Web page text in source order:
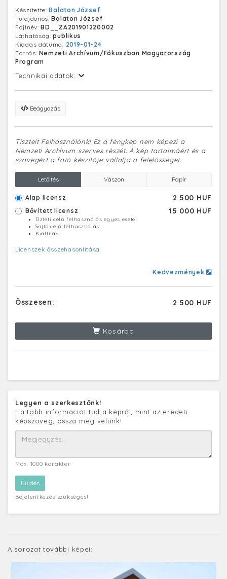
Készítette:Balaton József
Tulajdonos:Balaton József
Fájlnév:BD__ZA201901220002
Láthatóság:publikus
Kiadás dátuma: 2019-01-24
Forrás: Nemzeti Archívum/Fókuszban Magyarország
Program
Technikai adatok:
Beágyazás
Tisztelt Felhasználónk! Ez a fénykép nem képezi a
Nemzeti Archívum szerves részét. A kép tartalmáért és a
szövegért a fotó készítője vállalja a felelősséget.
Letöltés Vászon Papír
Alap licensz 2 500 HUF
Bővített licensz 15 000 HUF
Üzleti célú felhasználás egyes esetei
Sajtó célú felhasználás
Kiállítás
Licenszek összehasonlítása
Kedvezmények
Összesen: 2 500 HUF
Kosárba
Legyen a szerkesztőnk!
Ha több információt tud a képről, mint az eredeti
képszöveg, ossza meg velünk!
Max. 1000 karakter
Bejelentkezés szükséges!
A sorozat további képei: